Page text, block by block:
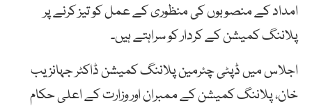
امداد کے منصوبوں کی منظوری کے عمل کو تیز کرنے پر
پلاننگ کمیشن کے کردار کو سراہتے ہیں۔
اجلاس میں ڈپٹی چئرمین پلاننگ کمیشن ڈاکٹر جہانزیب
خان، پلاننگ کمیشن کے ممبران اور وزارت کے اعلی حکام